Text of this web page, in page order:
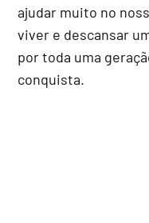
ajudar muito no
viver e descansar
por toda uma
conquista.